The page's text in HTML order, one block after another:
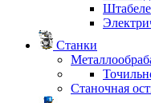
Станки
Станочная